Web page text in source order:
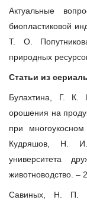
Актуальные
биопластиковой
Т. О.
природных
Статьи из
Булахтина, Г. К.
орошения на
при
Кудряшов, Н. И.
университета
животноводство.
Савиных, Н. П.